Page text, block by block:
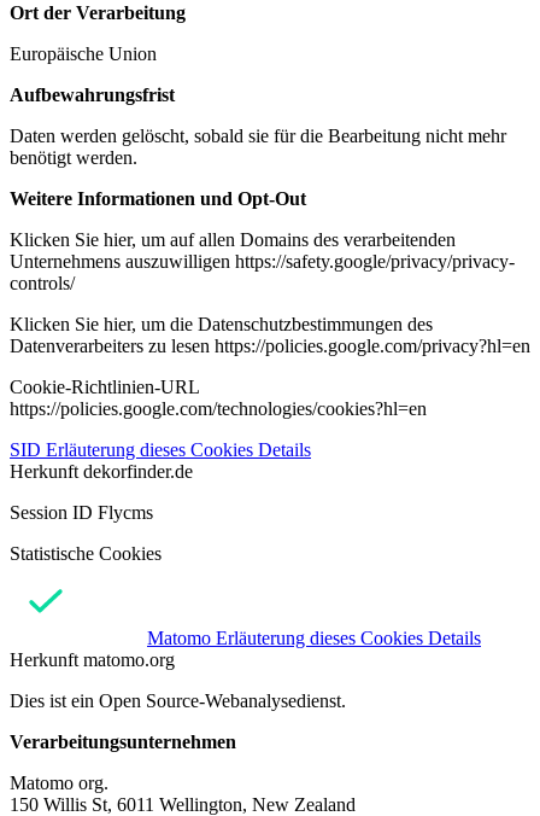
Ort der Verarbeitung
Europäische Union
Aufbewahrungsfrist
Daten werden gelöscht, sobald sie für die Bearbeitung nicht mehr
benötigt werden.
Weitere Informationen und Opt-Out
Klicken Sie hier, um auf allen Domains des verarbeitenden
Unternehmens auszuwilligen https://safety.google/privacy/privacy-
controls/
Klicken Sie hier, um die Datenschutzbestimmungen des
Datenverarbeiters zu lesen https://policies.google.com/privacy?hl=en
Cookie-Richtlinien-URL
https://policies.google.com/technologies/cookies?hl=en
SID Erläuterung dieses Cookies Details
Herkunft dekorfinder.de
Session ID Flycms
Statistische Cookies
Matomo Erläuterung dieses Cookies Details
Herkunft matomo.org
Dies ist ein Open Source-Webanalysedienst.
Verarbeitungsunternehmen
Matomo org.
150 Willis St, 6011 Wellington, New Zealand